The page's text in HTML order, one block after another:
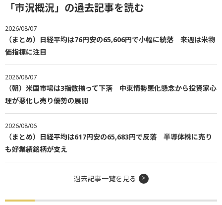
「市況概況」の過去記事を読む
2026/08/07
（まとめ）日経平均は76円安の65,606円で小幅に続落 来週は米物
価指標に注目
2026/08/07
（朝）米国市場は3指数揃って下落 中東情勢悪化懸念から投資家心
理が悪化し売り優勢の展開
2026/08/06
（まとめ）日経平均は617円安の65,683円で反落 半導体株に売り
も好業績銘柄が支え
過去記事一覧を見る